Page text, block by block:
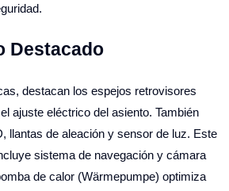
Destacado
destacan los espejos retrovisores
ajuste eléctrico del asiento. También
llantas de aleación y sensor de luz. Este
sistema de navegación y cámara
de calor (Wärmepumpe) optimiza